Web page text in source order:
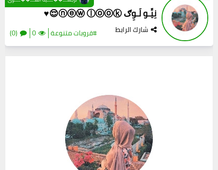
نِيِّـو لَـوِګ ⓝⓔⓦ ⓛⓞⓞⓚ😌♥️
شارك الرابط #قروبات متنوعة 0
(0)